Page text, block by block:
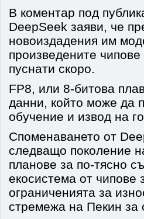
В коментар под
DeepSeek заяви, че
новоиздадения им
произведените
пуснати скоро.
FP8, или 8-битова
данни, който може да
обучение и извод на
Споменаването от
следващо поколение
планове за по-тясно
екосистема от чипове
ограниченията за
стремежа на Пекин за